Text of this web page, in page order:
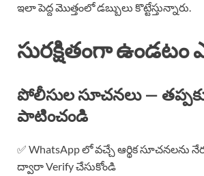
ఇలా పెద్ద మొత్తంలో డబ్బులు కొట్టేస్తున్నారు.
సురక్షితంగా ఉండటం
పోలీసుల సూచనలు —
పాటించండి
✅ WhatsApp లో వచ్చే ఆర్థిక సూచనలను
ద్వారా Verify చేసుకోండి